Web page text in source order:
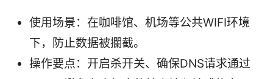
使用场景：在咖啡馆、机场等公共WIFI环境
下，防止数据被攔截。
操作要点：开启杀开关、确保DNS请求通过